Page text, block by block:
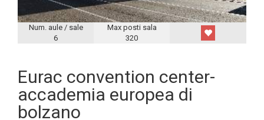
Num. aule / sale
6
Max posti sala
320
Eurac convention center-
accademia europea di
bolzano